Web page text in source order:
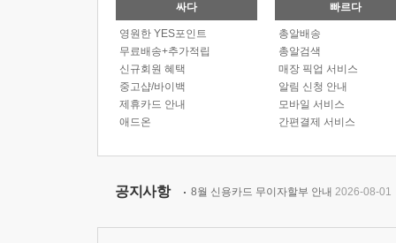
싸다
영원한 YES포인트
무료배송+추가적립
신규회원 혜택
중고샵/바이백
제휴카드 안내
애드온
빠르다
총알배송
총알검색
매장 픽업 서비스
알림 신청 안내
모바일 서비스
간편결제 서비스
공지사항 8월 신용카드 무이자할부 안내 2026-08-01